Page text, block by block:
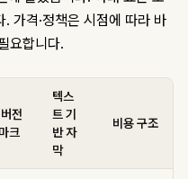
가격·정책은 시점에 따라 바
요합니다.
전
크
텍스
트 기
반 자
막
비용 구조